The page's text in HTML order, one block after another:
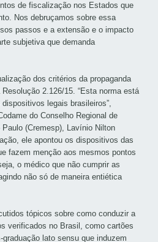
de fiscalização nos Estados que
Nos debruçamos sobre essa
passos e a extensão e o impacto
subjetiva que demanda
dos critérios da propaganda
2.126/15. “Esta norma está
legais brasileiros”,
do Conselho Regional de
(Cremesp), Lavínio Nilton
ele apontou os dispositivos das
fazem menção aos mesmos pontos
o médico que não cumprir as
não só de maneira entiética
tópicos sobre como conduzir a
verificados no Brasil, como cartões
lato sensu que induzem